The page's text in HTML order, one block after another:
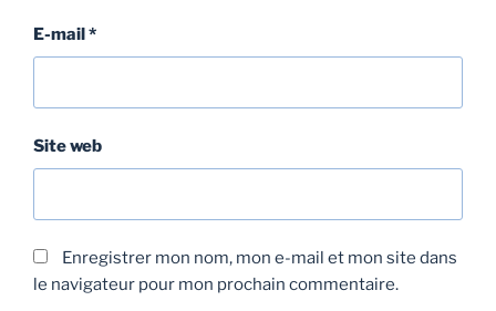
E-mail *
Site web
Enregistrer mon nom, mon e-mail et mon site dans
le navigateur pour mon prochain commentaire.